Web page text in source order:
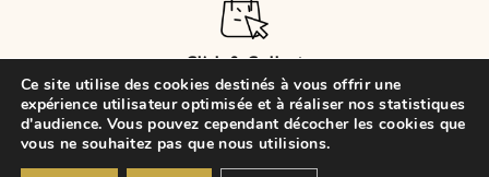
Click & Collect
BrignaisouChaponost
Ce site utilise des cookies destinés à vous offrir une
expérience utilisateur optimisée et à réaliser nos statistiques
d'audience. Vous pouvez cependant décocher les cookies que
vous ne souhaitez pas que nous utilisions.